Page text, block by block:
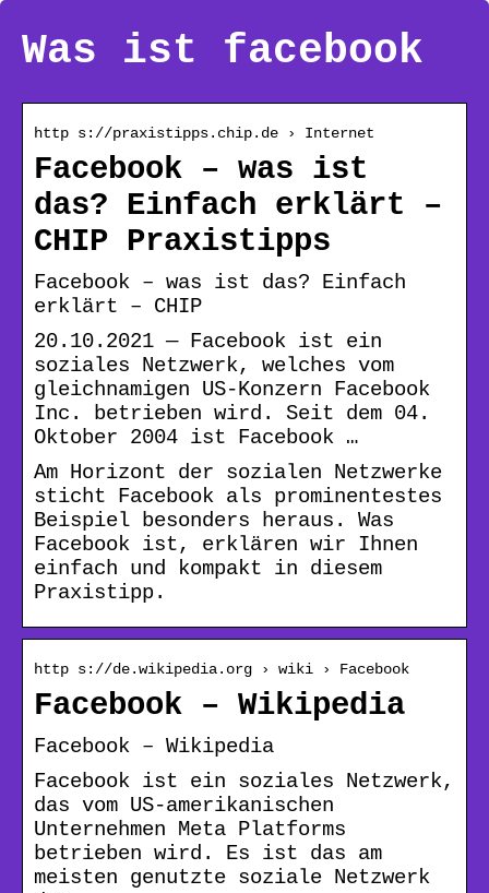
Was ist facebook
http s://praxistipps.chip.de › Internet
Facebook – was ist
das? Einfach erklärt –
CHIP Praxistipps
Facebook – was ist das? Einfach
erklärt – CHIP
20.10.2021 — Facebook ist ein
soziales Netzwerk, welches vom
gleichnamigen US-Konzern Facebook
Inc. betrieben wird. Seit dem 04.
Oktober 2004 ist Facebook …
Am Horizont der sozialen Netzwerke
sticht Facebook als prominentestes
Beispiel besonders heraus. Was
Facebook ist, erklären wir Ihnen
einfach und kompakt in diesem
Praxistipp.
http s://de.wikipedia.org › wiki › Facebook
Facebook – Wikipedia
Facebook – Wikipedia
Facebook ist ein soziales Netzwerk,
das vom US-amerikanischen
Unternehmen Meta Platforms
betrieben wird. Es ist das am
meisten genutzte soziale Netzwerk